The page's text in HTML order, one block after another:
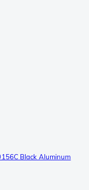
Black Aluminum